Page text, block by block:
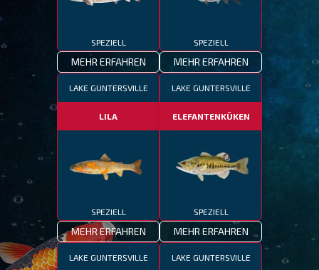
SPEZIELL
MEHR ERFAHREN
SPEZIELL
MEHR ERFAHREN
LAKE GUNTERSVILLE
LILA
SPEZIELL
MEHR ERFAHREN
LAKE GUNTERSVILLE
ELEFANTENKÜKEN
SPEZIELL
MEHR ERFAHREN
LAKE GUNTERSVILLE LAKE GUNTERSVILLE